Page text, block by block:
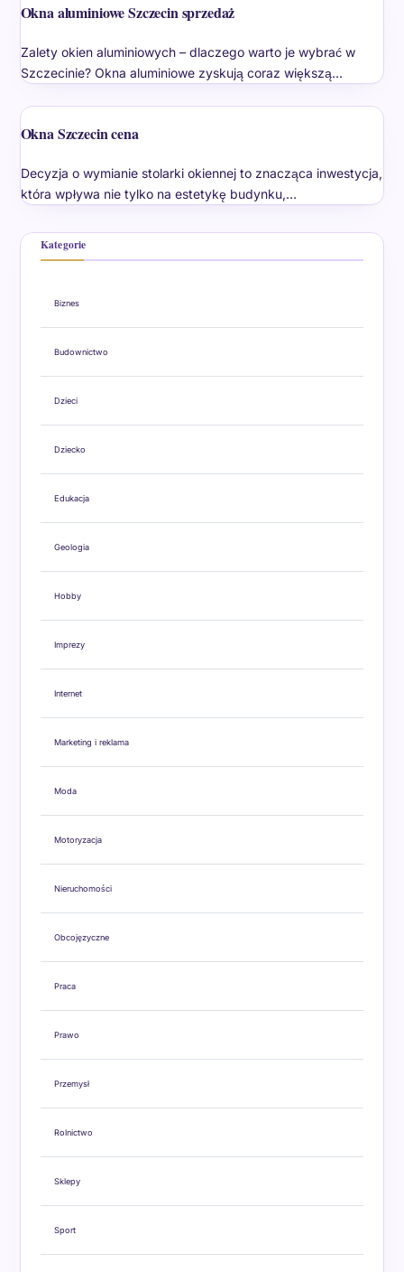
Okna aluminiowe Szczecin sprzedaż
Zalety okien aluminiowych – dlaczego warto je wybrać w
Szczecinie? Okna aluminiowe zyskują coraz większą…
Okna Szczecin cena
Decyzja o wymianie stolarki okiennej to znacząca inwestycja,
która wpływa nie tylko na estetykę budynku,…
Kategorie
Biznes
Budownictwo
Dzieci
Dziecko
Edukacja
Geologia
Hobby
Imprezy
Internet
Marketing i reklama
Moda
Motoryzacja
Nieruchomości
Obcojęzyczne
Praca
Prawo
Przemysł
Rolnictwo
Sklepy
Sport